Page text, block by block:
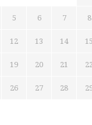
5 6 7 8
12 13 14 15
19 20 21
26 27 28